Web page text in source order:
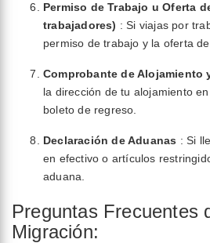
Permiso de Trabajo u Oferta
trabajadores) : Si viajas por
permiso de trabajo y la oferta
Comprobante de Alojamiento
la dirección de tu alojamiento
boleto de regreso.
Declaración de Aduanas : Si
en efectivo o artículos
aduana.
Preguntas Frecuentes
Migración: